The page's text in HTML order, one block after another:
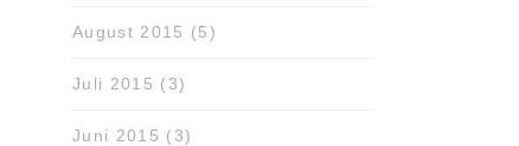
August 2015 (5)
Juli 2015 (3)
Juni 2015 (3)